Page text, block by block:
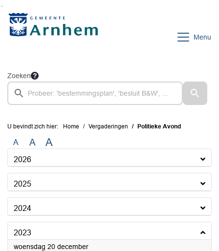
Menu
Zoeken
U bevindt zich hier: Home Vergaderingen Politieke Avond
A A A
2026
2025
2024
2023
woensdag 20 december2023